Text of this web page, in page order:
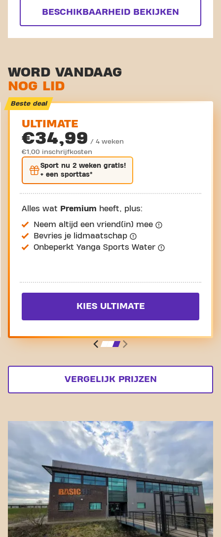
BESCHIKBAARHEID BEKIJKEN
WORD VANDAAG
NOG LID
Beste deal
ULTIMATE
€34,99 / 4 weken
€1,00 inschrijfkosten
Sport nu 2 weken gratis!
+ een sporttas*
Alles wat Premium heeft, plus:
Neem altijd een vriend(in) mee
Bevries je lidmaatschap
Onbeperkt Yanga Sports Water
KIES ULTIMATE
VERGELIJK PRIJZEN